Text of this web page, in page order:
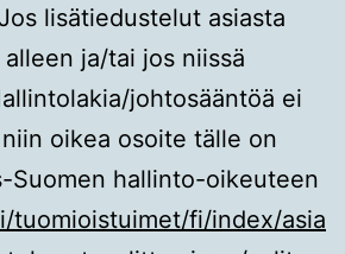
lisätiedustelut asiasta
ja/tai jos niissä
johtosääntöä ei
oikea osoite tälle on
Suomen hallinto-oikeuteen
tuomioistuimet/fi/index/asia